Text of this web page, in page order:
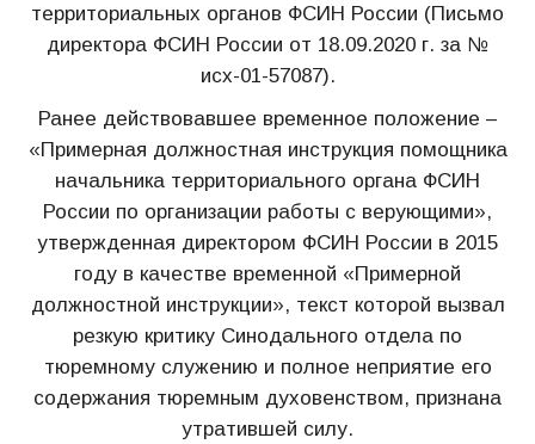
территориальных органов ФСИН России (Письмо
директора ФСИН России от 18.09.2020 г. за №
исх-01-57087).
Ранее действовавшее временное положение –
«Примерная должностная инструкция помощника
начальника территориального органа ФСИН
России по организации работы с верующими»,
утвержденная директором ФСИН России в 2015
году в качестве временной «Примерной
должностной инструкции», текст которой вызвал
резкую критику Синодального отдела по
тюремному служению и полное неприятие его
содержания тюремным духовенством, признана
утратившей силу.